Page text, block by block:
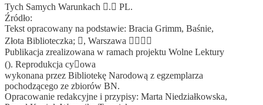
Tych Samych Warunkach . PL.
Źródło:
Tekst opracowany na podstawie: Bracia Grimm, Baśnie,
Złota Biblioteczka; , Warszawa 
Publikacja zrealizowana w ramach projektu Wolne Lektury
(). Reprodukcja cyowa
wykonana przez Bibliotekę Narodową z egzemplarza
pochoǳącego ze zbiorów BN.
Opracowanie redakcyjne i przypisy: Marta Nieǳiałkowska,